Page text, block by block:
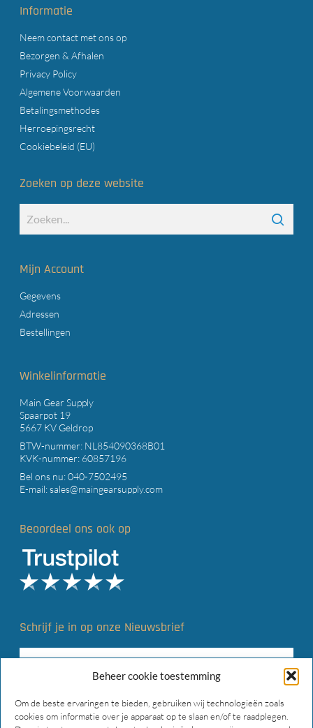
Beheer cookie toestemming
Om de beste ervaringen te bieden, gebruiken wij technologieën zoals
cookies om informatie over je apparaat op te slaan en/of te raadplegen.
Informatie
Neem contact met ons op
Bezorgen & Afhalen
Privacy Policy
Algemene Voorwaarden
Betalingsmethodes
Herroepingsrecht
Cookiebeleid (EU)
Zoeken op deze website
Mijn Account
Gegevens
Adressen
Bestellingen
Winkelinformatie
Main Gear Supply
Spaarpot 19
5667 KV Geldrop
BTW-nummer: NL854090368B01
KVK-nummer: 60857196
Bel ons nu:040-7502495
E-mail:sales@maingearsupply.com
Beoordeel ons ook op
Schrijf je in op onze Nieuwsbrief